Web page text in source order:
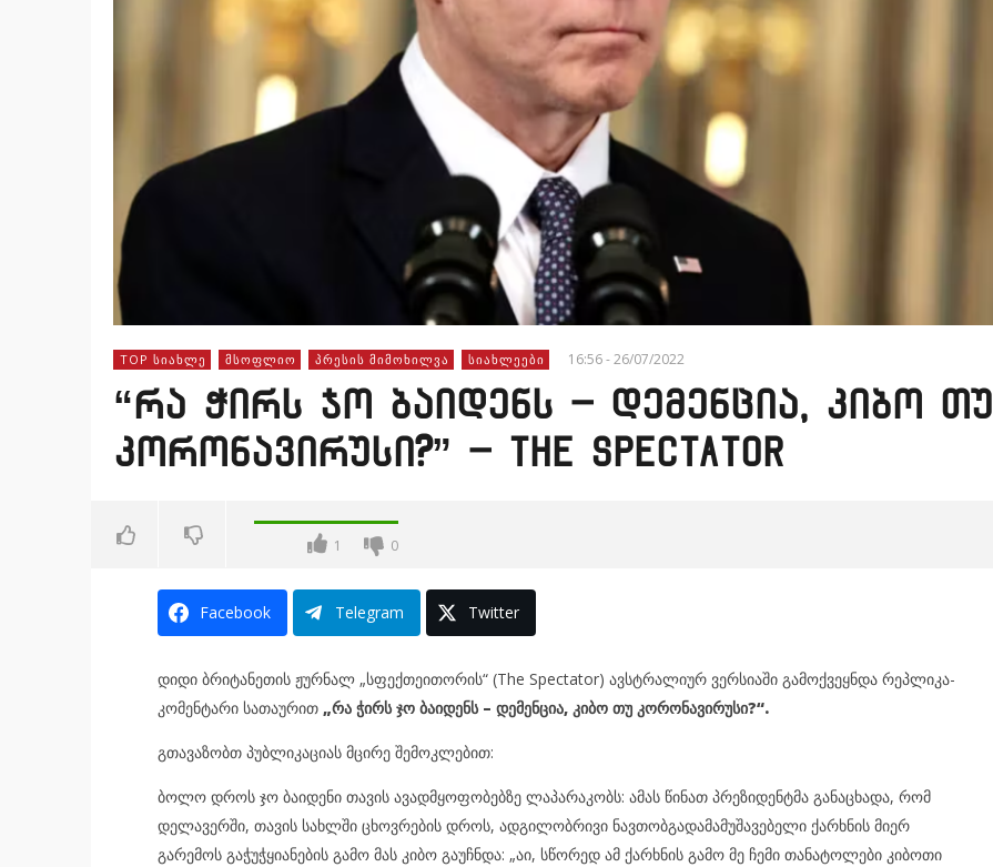
TOP ᲡᲘᲐᲮᲚᲔ ᲛᲡᲝᲤᲚᲘᲝ ᲞᲠᲔᲡᲘᲡ ᲛᲘᲛᲝᲮᲘᲚᲕᲐ ᲡᲘᲐᲮᲚᲔᲔᲑᲘ 16:56 - 26/07/2022
“რა ჭირს ჯო ბაიდენს – დემენცია, კიბო თუ
კორონავირუსი?” – The Spectator
1 0
Facebook Telegram Twitter
დიდი ბრიტანეთის ჟურნალ „სფექთეითორის“ (The Spectator) ავსტრალიურ ვერსიაში გამოქვეყნდა რეპლიკა-
კომენტარი სათაურით „რა ჭირს ჯო ბაიდენს – დემენცია, კიბო თუ კორონავირუსი?“.
გთავაზობთ პუბლიკაციას მცირე შემოკლებით:
ბოლო დროს ჯო ბაიდენი თავის ავადმყოფობებზე ლაპარაკობს: ამას წინათ პრეზიდენტმა განაცხადა, რომ
დელავერში, თავის სახლში ცხოვრების დროს, ადგილობრივი ნავთობგადამამუშავებელი ქარხნის მიერ
გარემოს გაჭუჭყიანების გამო მას კიბო გაუჩნდა: „აი, სწორედ ამ ქარხნის გამო მე ჩემი თანატოლები კიბოთი